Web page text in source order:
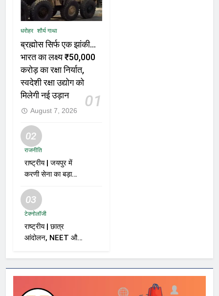
धरोहर शौर्य गाथा
ब्रह्मोस सिर्फ एक झांकी…
भारत का लक्ष्य ₹50,000
करोड़ का रक्षा निर्यात,
स्वदेशी रक्षा उद्योग को
मिलेगी नई उड़ान
01
August 7, 2026
02
राजनीति
राष्ट्रीय | जयपुर में
करणी सेना का बड़ा
– “BJP को वोट नहीं
देंगे”
03
टेक्नोलॉजी
राष्ट्रीय | छात्र
आंदोलन, NEET और
ददलानी का व्यंग्यात्मक
वीडियो; सोशल मीडिया